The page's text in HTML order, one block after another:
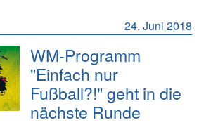
24. Juni 2018
WM-Programm
"Einfach nur
Fußball?!" geht in die
nächste Runde